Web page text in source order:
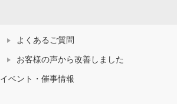
よくあるご質問
お客様の声から改善しました
イベント・催事情報